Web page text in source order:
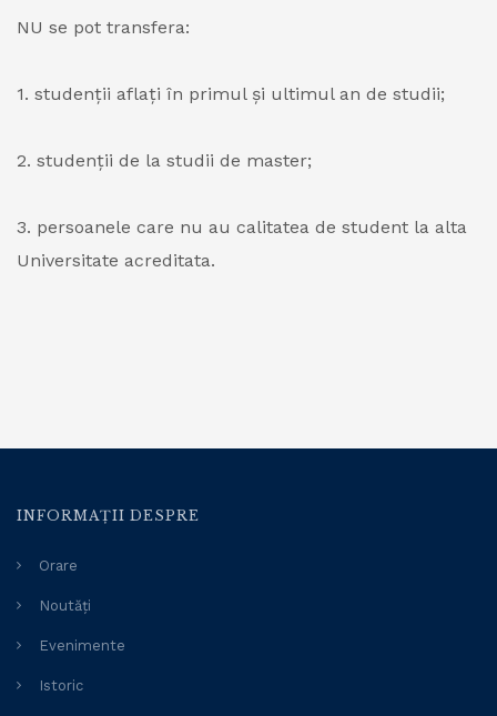
NU se pot transfera:
1. studenții aflați în primul și ultimul an de studii;
2. studenții de la studii de master;
3. persoanele care nu au calitatea de student la alta
Universitate acreditata.
INFORMAȚII DESPRE
Orare
Noutăți
Evenimente
Istoric